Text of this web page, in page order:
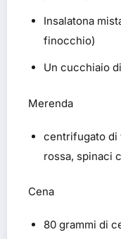
Insalatona
finocchio)
Un cucchiaio
Merenda
centrifugato di
rossa, spinaci
Cena
80 grammi di